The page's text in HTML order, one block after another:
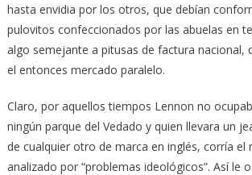
hasta envidia por los otros, que debían
pulovitos confeccionados por las abuelas en
algo semejante a pitusas de factura nacional,
el entonces mercado paralelo.
Claro, por aquellos tiempos Lennon no
ningún parque del Vedado y quien llevara un
de cualquier otro de marca en inglés, corría el
analizado por “problemas ideológicos”. Así le